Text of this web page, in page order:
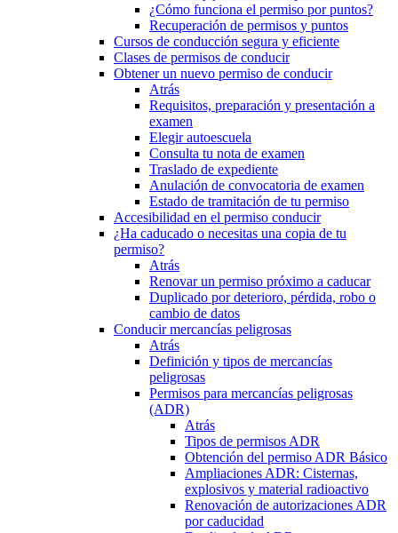
¿Cómo funciona el permiso por puntos?
Recuperación de permisos y puntos
Cursos de conducción segura y eficiente
Clases de permisos de conducir
Obtener un nuevo permiso de conducir
Atrás
Requisitos, preparación y presentación a
examen
Elegir autoescuela
Consulta tu nota de examen
Traslado de expediente
Anulación de convocatoria de examen
Estado de tramitación de tu permiso
Accesibilidad en el permiso conducir
¿Ha caducado o necesitas una copia de tu
permiso?
Atrás
Renovar un permiso próximo a caducar
Duplicado por deterioro, pérdida, robo o
cambio de datos
Conducir mercancías peligrosas
Atrás
Definición y tipos de mercancías
peligrosas
Permisos para mercancías peligrosas
(ADR)
Atrás
Tipos de permisos ADR
Obtención del permiso ADR Básico
Ampliaciones ADR: Cisternas,
explosivos y material radioactivo
Renovación de autorizaciones ADR
por caducidad